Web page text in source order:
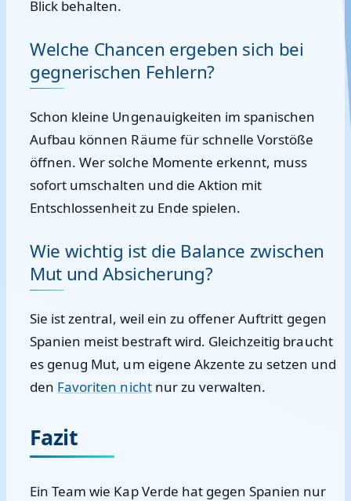
Blick behalten.
Welche Chancen ergeben sich bei
gegnerischen Fehlern?
Schon kleine Ungenauigkeiten im spanischen
Aufbau können Räume für schnelle Vorstöße
öffnen. Wer solche Momente erkennt, muss
sofort umschalten und die Aktion mit
Entschlossenheit zu Ende spielen.
Wie wichtig ist die Balance zwischen
Mut und Absicherung?
Sie ist zentral, weil ein zu offener Auftritt gegen
Spanien meist bestraft wird. Gleichzeitig braucht
es genug Mut, um eigene Akzente zu setzen und
den Favoriten nichtnur zu verwalten.
Fazit
Ein Team wie Kap Verde hat gegen Spanien nur